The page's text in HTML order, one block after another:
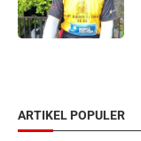
ARTIKEL POPULER